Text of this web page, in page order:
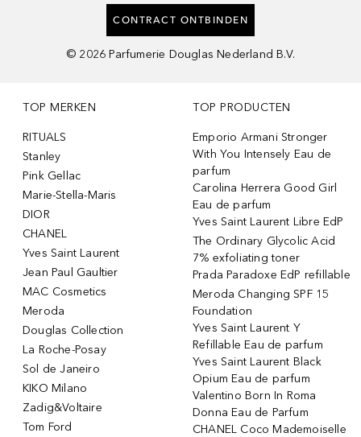
CONTRACT ONTBINDEN
© 2026 Parfumerie Douglas Nederland B.V.
TOP MERKEN
RITUALS
Stanley
Pink Gellac
Marie-Stella-Maris
DIOR
CHANEL
Yves Saint Laurent
Jean Paul Gaultier
MAC Cosmetics
Meroda
Douglas Collection
La Roche-Posay
Sol de Janeiro
KIKO Milano
Zadig&Voltaire
Tom Ford
TOP PRODUCTEN
Emporio Armani Stronger
With You Intensely Eau de
parfum
Carolina Herrera Good Girl
Eau de parfum
Yves Saint Laurent Libre EdP
The Ordinary Glycolic Acid
7% exfoliating toner
Prada Paradoxe EdP refillable
Meroda Changing SPF 15
Foundation
Yves Saint Laurent Y
Refillable Eau de parfum
Yves Saint Laurent Black
Opium Eau de parfum
Valentino Born In Roma
Donna Eau de Parfum
CHANEL Coco Mademoiselle